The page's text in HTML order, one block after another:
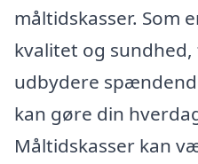
måltidskasser. Som
kvalitet og
udbydere
kan gøre din
Måltidskasser kan